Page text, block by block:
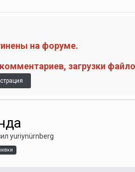
на форуме.
загрузки
yuriynürnberg